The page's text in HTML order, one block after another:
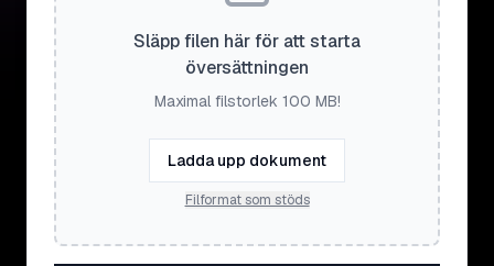
Släpp filen här för att starta
översättningen
Maximal filstorlek 100 MB!
Ladda upp dokument
Filformat som stöds